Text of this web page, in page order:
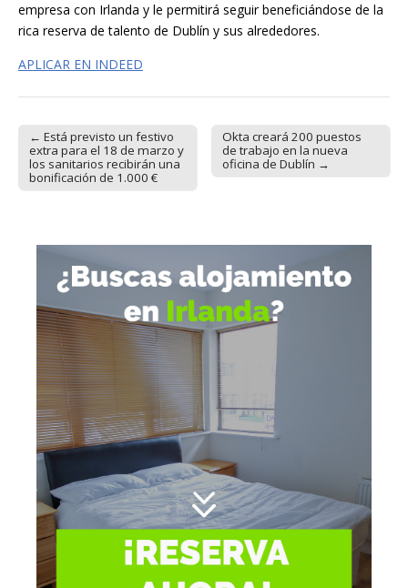
empresa con Irlanda y le permitirá seguir beneficiándose de la
rica reserva de talento de Dublín y sus alrededores.
APLICAR EN INDEED
Post navigation
← Está previsto un festivo
extra para el 18 de marzo y
los sanitarios recibirán una
bonificación de 1.000 €
Okta creará 200 puestos
de trabajo en la nueva
oficina de Dublín →